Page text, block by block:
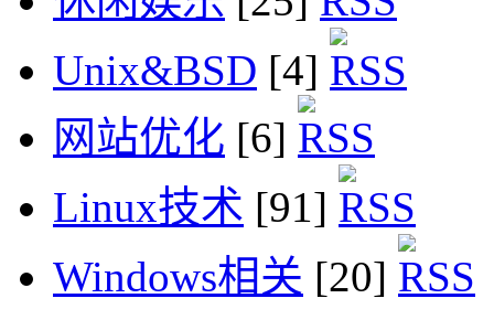
Unix&BSD [4]
网站优化 [6]
Linux技术 [91]
Windows相关 [20]